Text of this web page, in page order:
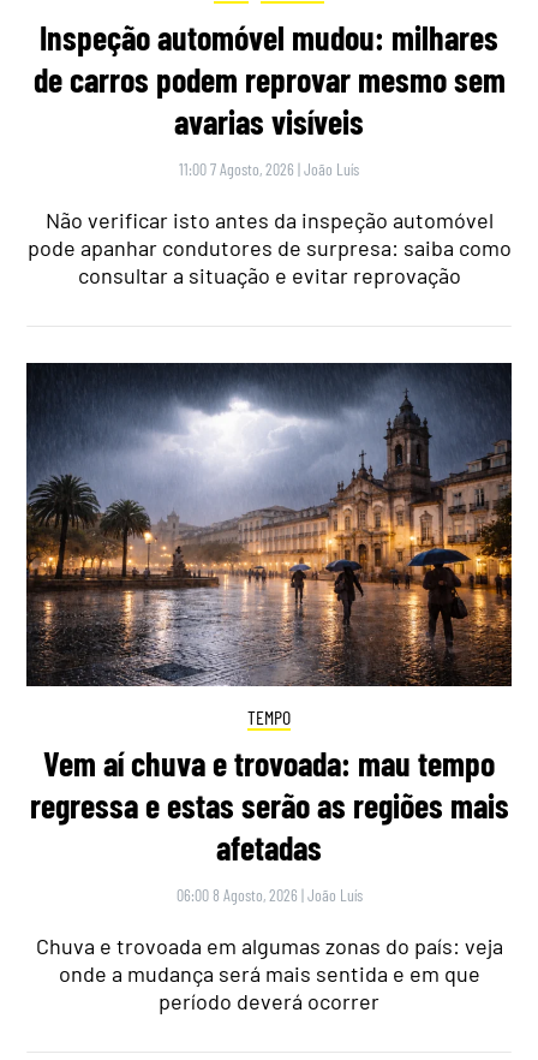
Inspeção automóvel mudou: milhares
de carros podem reprovar mesmo sem
avarias visíveis
11:00 7 Agosto, 2026 |João Luís
Não verificar isto antes da inspeção automóvel
pode apanhar condutores de surpresa: saiba como
consultar a situação e evitar reprovação
TEMPO
Vem aí chuva e trovoada: mau tempo
regressa e estas serão as regiões mais
afetadas
06:00 8 Agosto, 2026 |João Luís
Chuva e trovoada em algumas zonas do país: veja
onde a mudança será mais sentida e em que
período deverá ocorrer